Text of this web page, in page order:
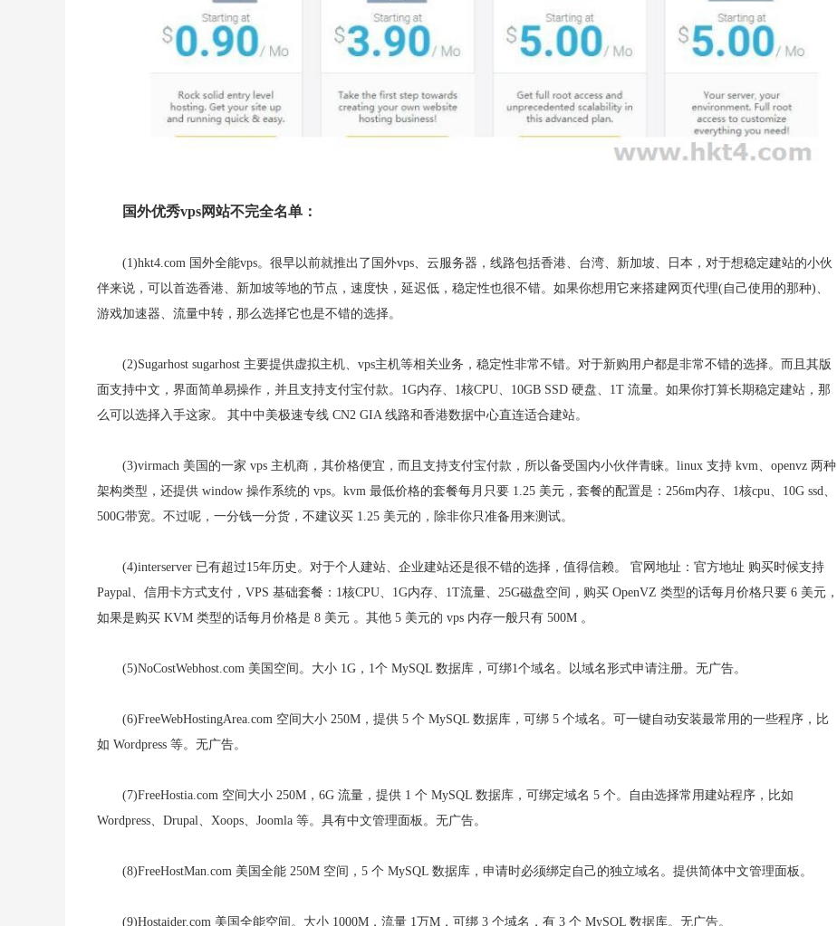
国外优秀vps网站不完全名单：
(1)hkt4.com 国外全能vps。很早以前就推出了国外vps、云服务器，线路包括香港、台湾、新加坡、日本，对于想稳定建站的小伙
伴来说，可以首选香港、新加坡等地的节点，速度快，延迟低，稳定性也很不错。如果你想用它来搭建网页代理(自己使用的那种)、
游戏加速器、流量中转，那么选择它也是不错的选择。
(2)Sugarhost sugarhost 主要提供虚拟主机、vps主机等相关业务，稳定性非常不错。对于新购用户都是非常不错的选择。而且其版
面支持中文，界面简单易操作，并且支持支付宝付款。1G内存、1核CPU、10GB SSD 硬盘、1T 流量。如果你打算长期稳定建站，那
么可以选择入手这家。 其中中美极速专线 CN2 GIA 线路和香港数据中心直连适合建站。
(3)virmach 美国的一家 vps 主机商，其价格便宜，而且支持支付宝付款，所以备受国内小伙伴青睐。linux 支持 kvm、openvz 两种
架构类型，还提供 window 操作系统的 vps。kvm 最低价格的套餐每月只要 1.25 美元，套餐的配置是：256m内存、1核cpu、10G ssd、
500G带宽。不过呢，一分钱一分货，不建议买 1.25 美元的，除非你只准备用来测试。
(4)interserver 已有超过15年历史。对于个人建站、企业建站还是很不错的选择，值得信赖。 官网地址：官方地址 购买时候支持
Paypal、信用卡方式支付，VPS 基础套餐：1核CPU、1G内存、1T流量、25G磁盘空间，购买 OpenVZ 类型的话每月价格只要 6 美元，
如果是购买 KVM 类型的话每月价格是 8 美元 。其他 5 美元的 vps 内存一般只有 500M 。
(5)NoCostWebhost.com 美国空间。大小 1G，1个 MySQL 数据库，可绑1个域名。以域名形式申请注册。无广告。
(6)FreeWebHostingArea.com 空间大小 250M，提供 5 个 MySQL 数据库，可绑 5 个域名。可一键自动安装最常用的一些程序，比
如 Wordpress 等。无广告。
(7)FreeHostia.com 空间大小 250M，6G 流量，提供 1 个 MySQL 数据库，可绑定域名 5 个。自由选择常用建站程序，比如
Wordpress、Drupal、Xoops、Joomla 等。具有中文管理面板。无广告。
(8)FreeHostMan.com 美国全能 250M 空间，5 个 MySQL 数据库，申请时必须绑定自己的独立域名。提供简体中文管理面板。
(9)Hostaider.com 美国全能空间。大小 1000M，流量 1万M，可绑 3 个域名，有 3 个 MySQL 数据库。无广告。